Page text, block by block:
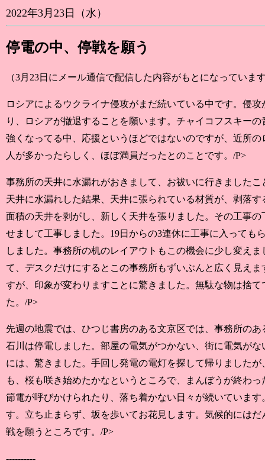
2022年3月23日（水）
停電の中、停戦を願う
（3月23日にメール通信で配信した内容がもとになってい
ロシアによるウクライナ侵攻がまだ続いている中です。侵
り、ロシアが撤退することを願います。チャイコフスキー
強くなってる中、応援というほどではないのですが、近所
人が多かったらしく、ほぼ満員だったとのことです。/P>
事務所の天井に水漏れがおきまして、お祓いに行きました
天井に水漏れした結果、天井に張られている材質が、剥落
面積の天井を剥がし、新しく天井を張りました。その工事
せまして工事しました。19日からの3連休に工事に入っても
しました。事務所の机のレイアウトもこの機会に少し変え
て、デスクだけにするとこの事務所もずいぶんと広く見え
すが、印象が変わりますことに驚きました。無駄な物は捨
た。/P>
先週の地震では、ひつじ書房のある文京区では、事務所の
石川は停電しました。部屋の電気がつかない、街に電気が
には、驚きました。手回し発電の電灯を探して帰りました
も、桜も咲き始めたかなというところで、まんぼうが終わ
節電が呼びかけられたり、落ち着かない日々が続いていま
す。立ち止まらず、坂を歩いてお花見します。気候的には
戦を願うところです。/P>
----------